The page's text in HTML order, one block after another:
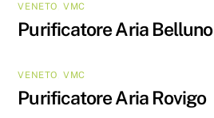
VENETO ,VMC
Purificatore Aria Belluno
VENETO ,VMC
Purificatore Aria Rovigo